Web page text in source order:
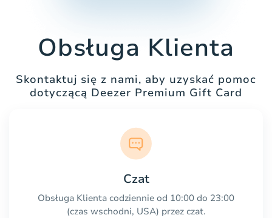
Obsługa Klienta
Skontaktuj się z nami, aby uzyskać pomoc
dotyczącą Deezer Premium Gift Card
Czat
Obsługa Klienta codziennie od 10:00 do 23:00
(czas wschodni, USA) przez czat.